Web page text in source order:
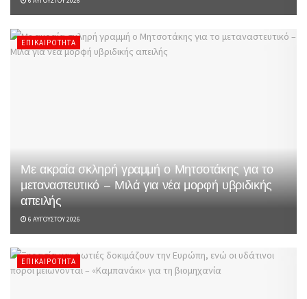
ΕΠΙΚΑΙΡΌΤΗΤΑ
Με ακραία σκληρή γραμμή ο Μητσοτάκης για το
μεταναστευτικό – Μιλά για νέα μορφή υβριδικής
απειλής
6 ΑΥΓΟΎΣΤΟΥ 2026
ΕΠΙΚΑΙΡΌΤΗΤΑ